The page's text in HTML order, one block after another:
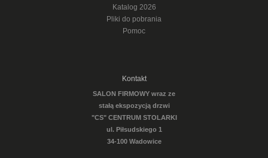
Katalog 2026
Pliki do pobrania
Pomoc
Kontakt
SALON FIRMOWY wraz ze
stałą ekspozycją drzwi
"CS" CENTRUM STOLARKI
ul. Piłsudskiego 1
34-100 Wadowice